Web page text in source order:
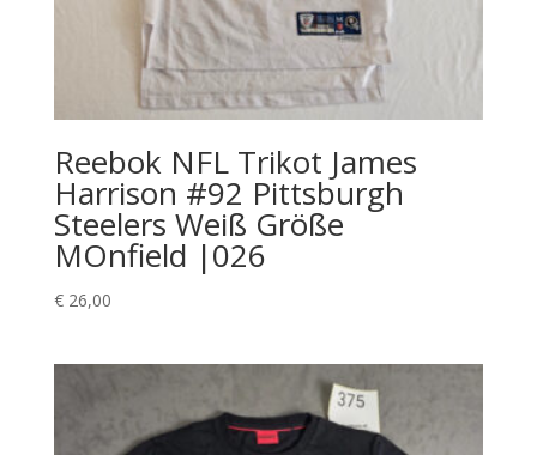
Reebok NFL Trikot James
Harrison #92 Pittsburgh
Steelers Weiß Größe
MOnfield |026
€26,00